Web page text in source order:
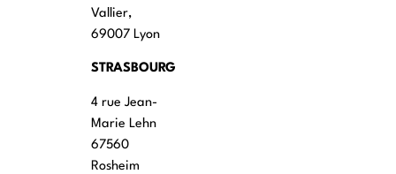
Vallier,
69007 Lyon
STRASBOURG
4 rue Jean-
Marie Lehn
67560
Rosheim